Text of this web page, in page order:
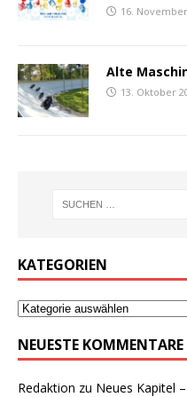
16.
Alte
13. Oktober
KATEGORIEN
NEUESTE KOMMENTARE
Redaktion zu Neues Kapitel